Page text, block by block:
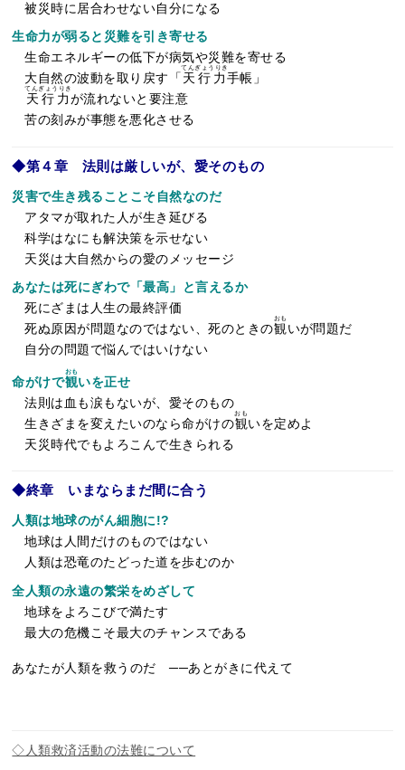
被災時に居合わせない自分になる
生命力が弱ると災難を引き寄せる
生命エネルギーの低下が病気や災難を寄せる
大自然の波動を取り戻す「 天行力
てんぎょうりき
手帳」
天行力
てんぎょうりき
が流れないと要注意
苦の刻みが事態を悪化させる
◆第４章 法則は厳しいが、愛そのもの
災害で生き残ることこそ自然なのだ
アタマが取れた人が生き延びる
科学はなにも解決策を示せない
天災は大自然からの愛のメッセージ
あなたは死にぎわで「最高」と言えるか
死にざまは人生の最終評価
死ぬ原因が問題なのではない、死のときの観
おも
いが問題だ
自分の問題で悩んではいけない
命がけで観
おも
いを正せ
法則は血も涙もないが、愛そのもの
生きざまを変えたいのなら命がけの観
おも
いを定めよ
天災時代でもよろこんで生きられる
◆終章 いまならまだ間に合う
人類は地球のがん細胞に!?
地球は人間だけのものではない
人類は恐竜のたどった道を歩むのか
全人類の永遠の繁栄をめざして
地球をよろこびで満たす
最大の危機こそ最大のチャンスである
あなたが人類を救うのだ ──あとがきに代えて
◇人類救済活動の法難について